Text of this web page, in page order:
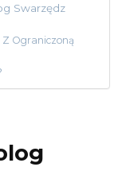
Swarzędz
Z Ograniczoną